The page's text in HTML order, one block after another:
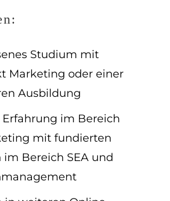
Studium mit
Marketing oder einer
Ausbildung
im Bereich
mit fundierten
im Bereich SEA und